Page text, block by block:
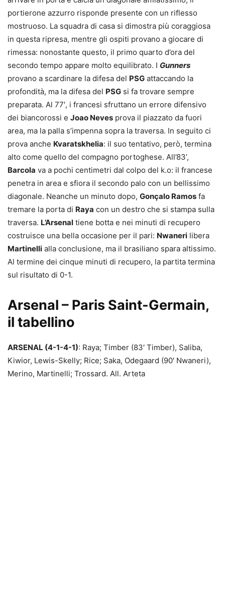
portierone azzurro risponde presente con un riflesso
mostruoso. La squadra di casa si dimostra più coraggiosa
in questa ripresa, mentre gli ospiti provano a giocare di
rimessa: nonostante questo, il primo quarto d’ora del
secondo tempo appare molto equilibrato. I Gunners
provano a scardinare la difesa del PSG attaccando la
profondità, ma la difesa del PSG si fa trovare sempre
preparata. Al 77′, i francesi sfruttano un errore difensivo
dei biancorossi e Joao Neves prova il piazzato da fuori
area, ma la palla s’impenna sopra la traversa. In seguito ci
prova anche Kvaratskhelia: il suo tentativo, però, termina
alto come quello del compagno portoghese. All’83’,
Barcola va a pochi centimetri dal colpo del k.o: il francese
penetra in area e sfiora il secondo palo con un bellissimo
diagonale. Neanche un minuto dopo, Gonçalo Ramos fa
tremare la porta di Raya con un destro che si stampa sulla
traversa. L’Arsenal tiene botta e nei minuti di recupero
costruisce una bella occasione per il pari: Nwaneri libera
Martinelli alla conclusione, ma il brasiliano spara altissimo.
Al termine dei cinque minuti di recupero, la partita termina
sul risultato di 0-1.
Arsenal – Paris Saint-Germain,
il tabellino
ARSENAL (4-1-4-1): Raya; Timber (83′ Timber), Saliba,
Kiwior, Lewis-Skelly; Rice; Saka, Odegaard (90′ Nwaneri),
Merino, Martinelli; Trossard. All. Arteta